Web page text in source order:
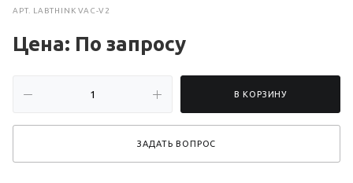
АРТ. LABTHINK VAC-V2
Цена: По запросу
В КОРЗИНУ
ЗАДАТЬ ВОПРОС